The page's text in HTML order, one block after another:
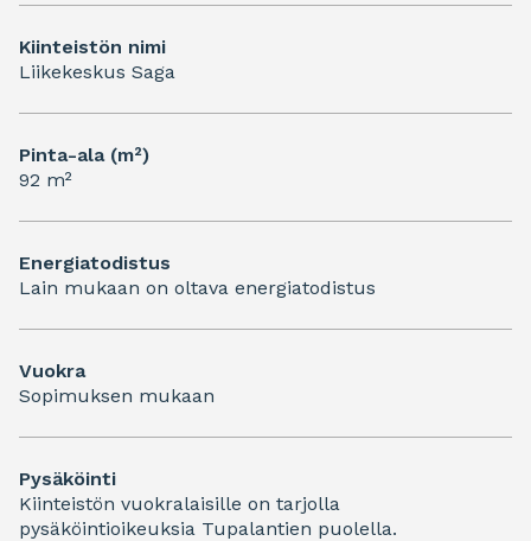
Kiinteistön nimi
Liikekeskus Saga
Pinta-ala (m²)
92 m²
Energiatodistus
Lain mukaan on oltava energiatodistus
Vuokra
Sopimuksen mukaan
Pysäköinti
Kiinteistön vuokralaisille on tarjolla
pysäköintioikeuksia Tupalantien puolella.